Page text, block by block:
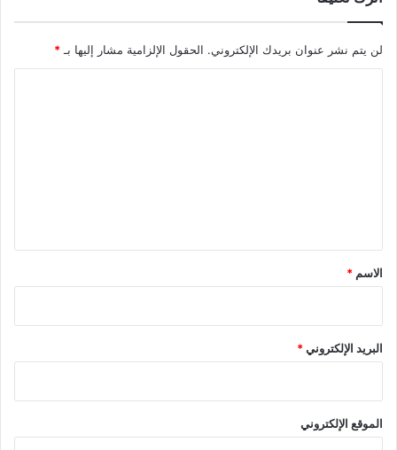
لن يتم نشر عنوان بريدك الإلكتروني. الحقول الإلزامية مشار إليها بـ *
*
الاسم *
البريد الإلكتروني*
الموقع الإلكتروني